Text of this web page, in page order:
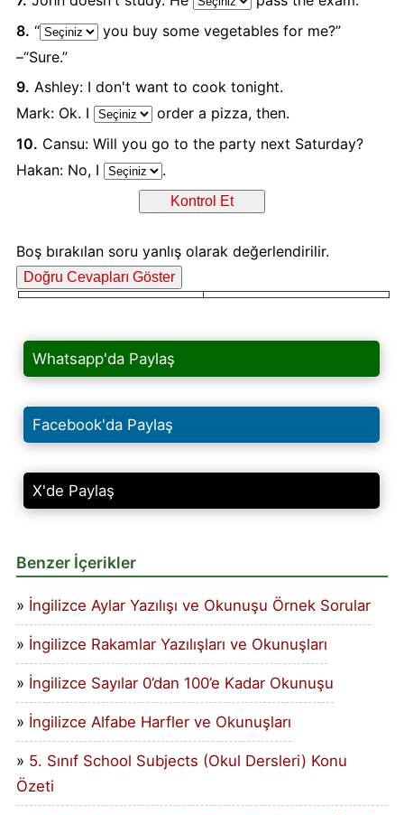
8. “
you buy some vegetables for me?”
–“Sure.”
9. Ashley: I don't want to cook tonight.
Mark: Ok. I
order a pizza, then.
10. Cansu: Will you go to the party next Saturday?
Hakan: No, I
.
Boş bırakılan soru yanlış olarak değerlendirilir.
Whatsapp'da Paylaş
Facebook'da Paylaş
X'de Paylaş
Benzer İçerikler
İngilizce Aylar Yazılışı ve Okunuşu Örnek Sorular
İngilizce Rakamlar Yazılışları ve Okunuşları
İngilizce Sayılar 0’dan 100’e Kadar Okunuşu
İngilizce Alfabe Harfler ve Okunuşları
5. Sınıf School Subjects (Okul Dersleri) Konu
Özeti